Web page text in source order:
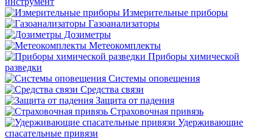
Измерительные приборы
Газоанализаторы
Дозиметры
Метеокомплекты
Приборы химической
разведки
Системы оповещения
Средства связи
Защита от падения
Страховочная привязь
Удерживающие
спасательные привязи